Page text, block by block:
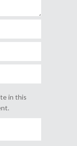
in this